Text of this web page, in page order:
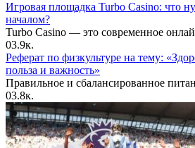
Игровая площадка Turbo Casino: что
началом?
Turbo Casino — это современное
03.9к.
Реферат по физкультуре на тему:
польза и важность»
Правильное и сбалансированное
03.8к.